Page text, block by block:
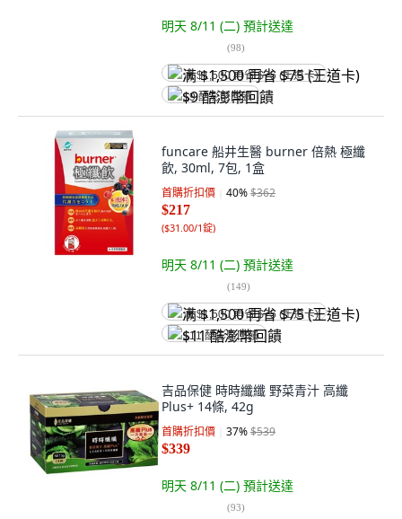
明天 8/11 (二) 預計送達
(98)
满 $1,500 再省 $75 (王道卡)
$9 酷澎幣回饋
funcare 船井生醫 burner 倍熱 極纖
飲, 30ml, 7包, 1盒
首購折扣價 40%$362
$217
($31.00/1錠)
明天 8/11 (二) 預計送達
(149)
满 $1,500 再省 $75 (王道卡)
$11 酷澎幣回饋
吉品保健 時時纖纖 野菜青汁 高纖
Plus+ 14條, 42g
首購折扣價 37%$539
$339
明天 8/11 (二) 預計送達
(93)